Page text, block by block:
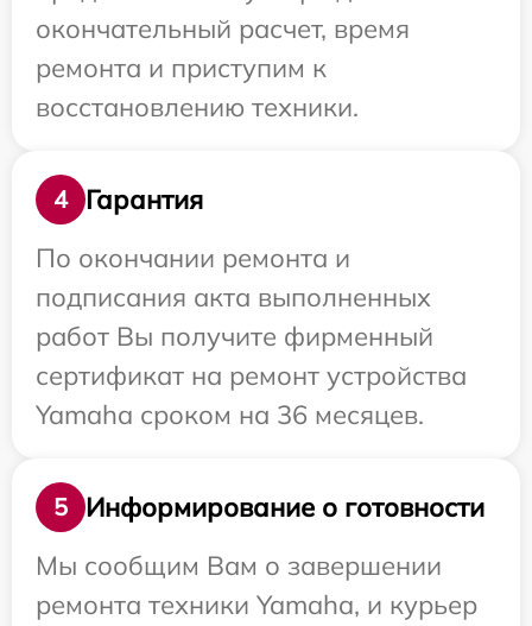
окончательный расчет, время
ремонта и приступим к
восстановлению техники.
4
Гарантия
По окончании ремонта и
подписания акта выполненных
работ Вы получите фирменный
сертификат на ремонт устройства
Yamaha сроком на 36 месяцев.
5
Информирование о готовности
Мы сообщим Вам о завершении
ремонта техники Yamaha, и курьер